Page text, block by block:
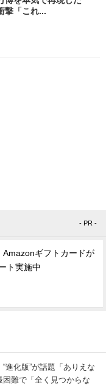
「これ...
- PR -
Amazonギフトカードが
ト実施中
進化版”が話題「ありえな
難で「全く見つからな